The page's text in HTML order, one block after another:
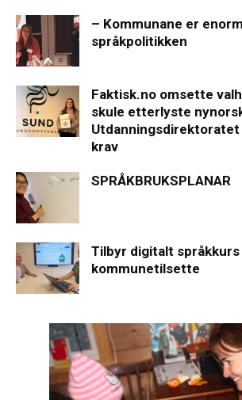
– Kommunane er
språkpolitikken
Faktisk.no omsette
skule etterlyste
krav
SPRÅKBRUKSPLANAR
Tilbyr digitalt
kommunetilsette